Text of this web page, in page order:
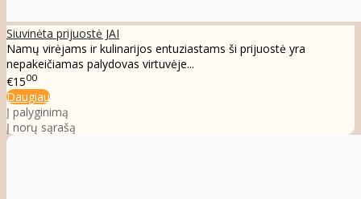
Siuvinėta prijuostė JAI
Namų virėjams ir kulinarijos entuziastams ši prijuostė yra
nepakeičiamas palydovas virtuvėje...
€1500
Daugiau
Į palyginimą
Į norų sąrašą